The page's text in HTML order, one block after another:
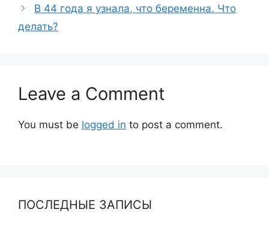
В 44 года я узнала, что беременна. Что
делать?
Leave a Comment
You must be logged in to post a comment.
ПОСЛЕДНЫЕ ЗАПИСЫ